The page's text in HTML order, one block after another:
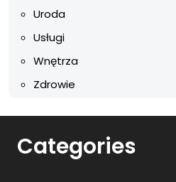
Uroda
Usługi
Wnętrza
Zdrowie
Categories